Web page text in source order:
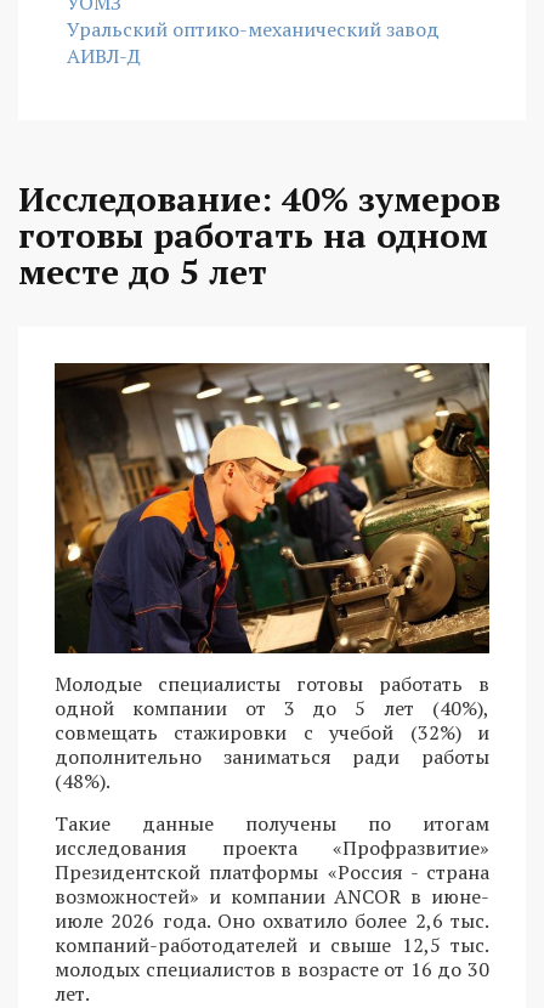
Уральский оптико-механический завод
АИВЛ-Д
Исследование: 40% зумеров
готовы работать на одном
месте до 5 лет
Молодые специалисты готовы работать в
одной компании от 3 до 5 лет (40%),
совмещать стажировки с учебой (32%) и
дополнительно заниматься ради работы
(48%).
Такие данные получены по итогам
исследования проекта «Профразвитие»
Президентской платформы «Россия - страна
возможностей» и компании ANCOR в июне-
июле 2026 года. Оно охватило более 2,6 тыс.
компаний-работодателей и свыше 12,5 тыс.
молодых специалистов в возрасте от 16 до 30
лет.